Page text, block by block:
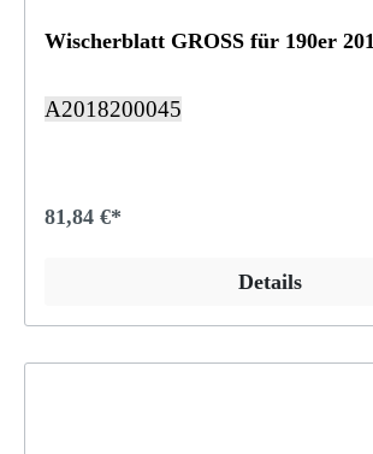
Wischerblatt GROSS für 190er 201
A2018200045
81,84 €*
Details